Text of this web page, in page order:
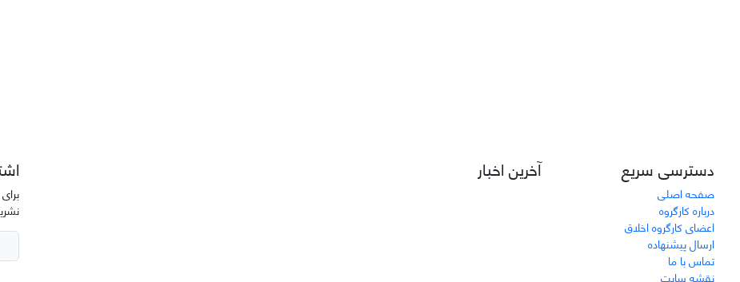
دسترسی سریع
صفحه اصلی
درباره کارگروه
اعضای کارگروه اخلاق
ارسال پیشنهاده
تماس با ما
نقشه سایت
آخرین اخبار